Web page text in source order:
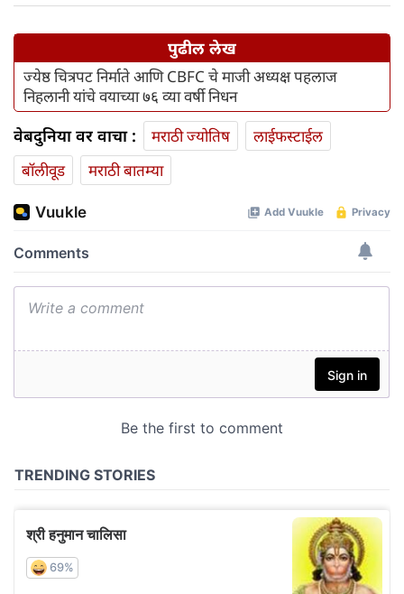
पुढील लेख
ज्येष्ठ चित्रपट निर्माते आणि CBFC चे माजी अध्यक्ष पहलाज
निहलानी यांचे वयाच्या ७६ व्या वर्षी निधन
वेबदुनिया वर वाचा : मराठी ज्योतिष
लाईफस्टाईल
बॉलीवूड
मराठी बातम्या